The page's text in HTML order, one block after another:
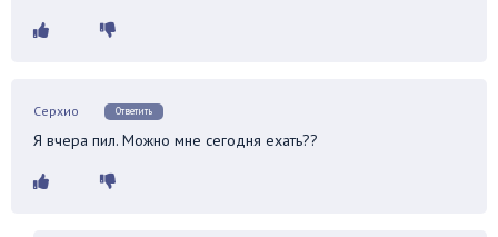
Серхио Ответить
Я вчера пил. Можно мне сегодня ехать??